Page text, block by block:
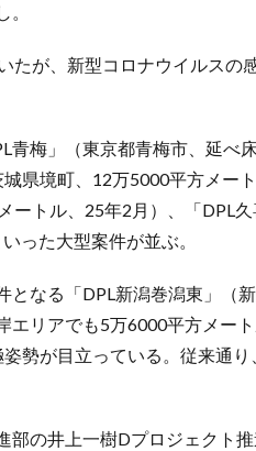
たが、新型コロナウイルスの
青梅」（東京都青梅市、延べ
県境町、12万5000平方メー
ートル、25年2月）、「DPL
った大型案件が並ぶ。
となる「DPL新潟巻潟東」（
エリアでも5万6000平方メー
勢が目立っている。従来通
部の井上一樹Dプロジェクト